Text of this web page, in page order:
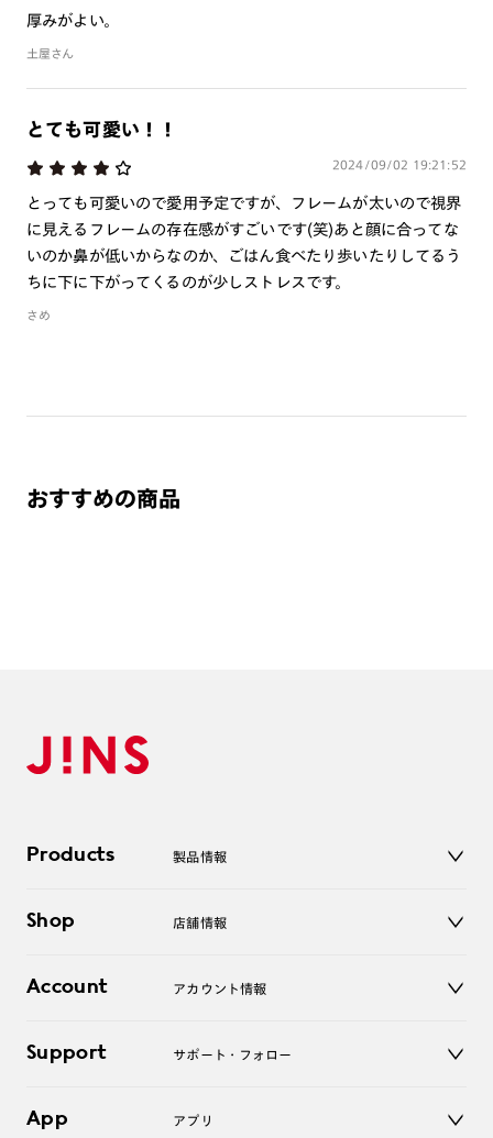
※オプションレンズと組み合わせた遠近両用（累進）レンズはオンラインシ
※フレームの天地幅は30mm以上推奨です。その他注意事項はレンズガイド
※単焦点レンズでレンズ交換券を選択の場合、店舗で遠近両用代5,500円
（税込み）を頂戴いたします。
厚みがよい。
土屋さん
とても可愛い！！
2024/09/02 19:21:52
とっても可愛いので愛用予定ですが、フレームが太いので視界
に見えるフレームの存在感がすごいです(笑)あと顔に合ってな
いのか鼻が低いからなのか、ごはん食べたり歩いたりしてるう
ちに下に下がってくるのが少しストレスです。
さめ
おすすめの商品
Products 製品情報
サングラス
コンタクトレンズ
アクセサリー
Shop 店舗情報
オンラインショップ
Account アカウント情報
ログアウト
Support サポート・フォロー
よくあるご質問
App アプリ